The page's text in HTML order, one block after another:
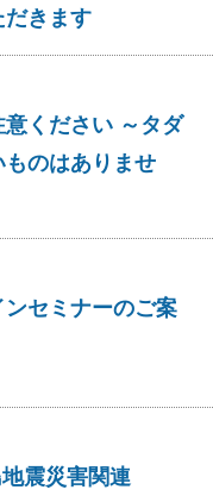
だきます
ください ～タダ
ものはありませ
セミナーのご案
震災害関連